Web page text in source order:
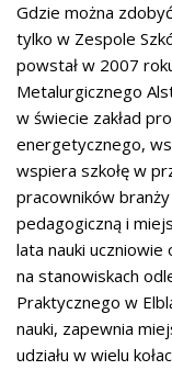
Gdzie można
tylko w Zespole
powstał w 2007
Metalurgicznego
w świecie zakład
energetycznego,
wspiera szkołę w
pracowników
pedagogiczną i
lata nauki
na stanowiskach
Praktycznego w
nauki, zapewnia
udziału w wielu